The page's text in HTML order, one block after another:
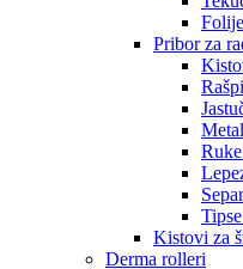
Pribor za
Kistovi za
Derma rolleri